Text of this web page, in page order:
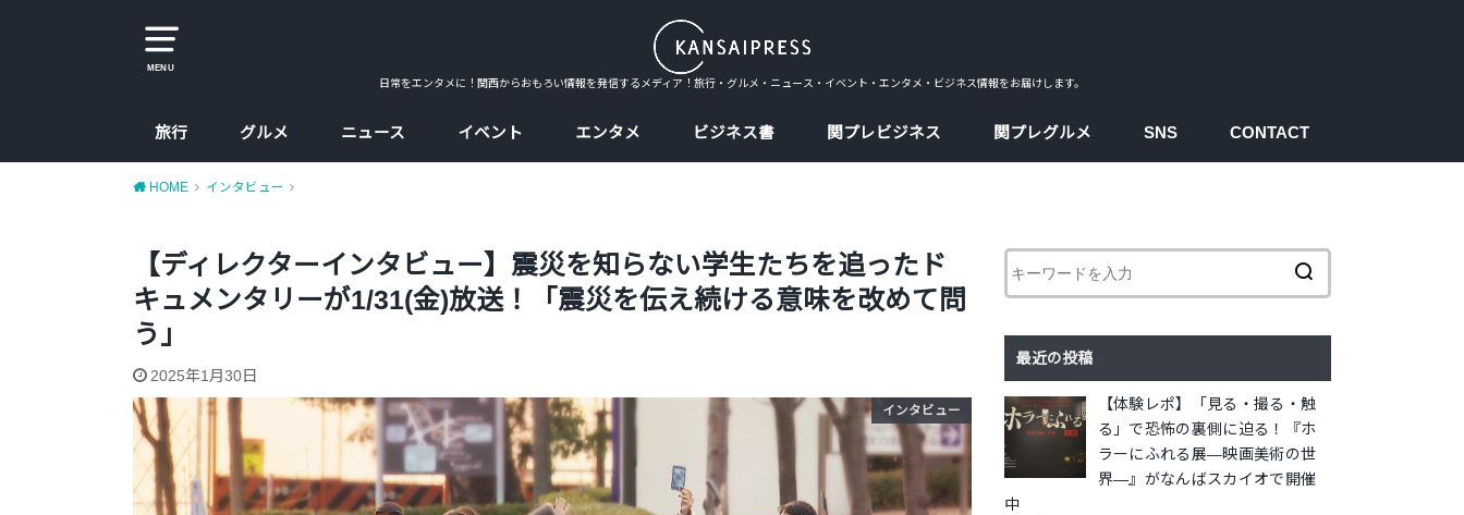
MENU
日常をエンタメに！関西からおもろい情報を発信するメディア！旅行・グルメ・ニュース・イベント・エンタメ・ビジネス情報をお届けします。
旅行
大阪
京都
兵庫
奈良
グルメ
カレー
ラーメン
カフェ
たこ焼、お好み焼
大阪コスパ飯
ニュース イベント エンタメ ビジネス書 関プレビジネス 関プレグルメ SNS CONTACT
HOME インタビュー
【ディレクターインタビュー】震災を知らない学生たちを追ったド
キュメンタリーが1/31(金)放送！「震災を伝え続ける意味を改めて問
う」
2025年1月30日
インタビュー
最近の投稿
【体験レポ】「見る・撮る・触
る」で恐怖の裏側に迫る！『ホ
ラーにふれる展―映画美術の世
界―』がなんばスカイオで開催
中